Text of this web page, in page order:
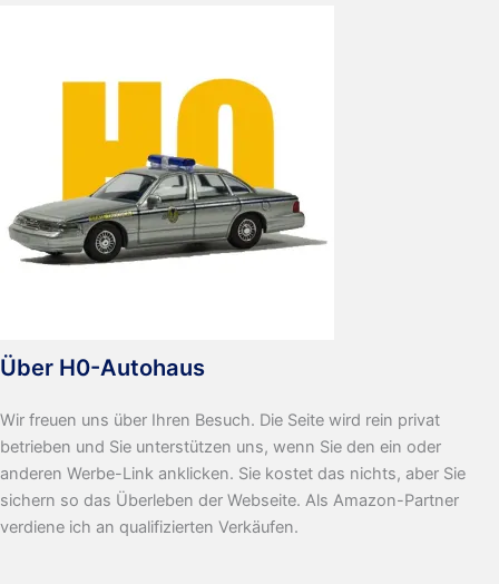
Über H0-Autohaus
Wir freuen uns über Ihren Besuch. Die Seite wird rein privat
betrieben und Sie unterstützen uns, wenn Sie den ein oder
anderen Werbe-Link anklicken. Sie kostet das nichts, aber Sie
sichern so das Überleben der Webseite. Als Amazon-Partner
verdiene ich an qualifizierten Verkäufen.